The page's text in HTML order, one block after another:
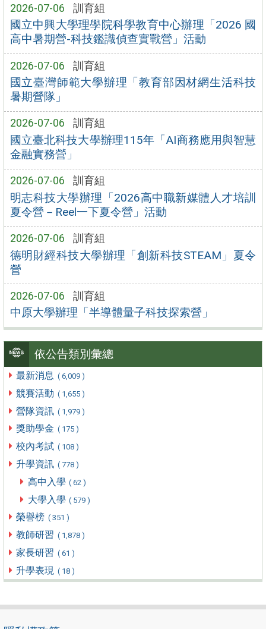
2026-07-06 訓育組
國立中興大學理學院科學教育中心辦理「2026 國
高中暑期營-科技鑑識偵查實戰營」活動
2026-07-06 訓育組
國立臺灣師範大學辦理「教育部因材網生活科技
暑期營隊」
2026-07-06 訓育組
國立臺北科技大學辦理115年「AI商務應用與智慧
金融實務營」
2026-07-06 訓育組
明志科技大學辦理「2026高中職新媒體人才培訓
夏令營－Reel一下夏令營」活動
2026-07-06 訓育組
德明財經科技大學辦理「創新科技STEAM」夏令
營
2026-07-06 訓育組
中原大學辦理「半導體量子科技探索營」
依公告類別彙總
最新消息 ( 6,009 )
競賽活動 ( 1,655 )
營隊資訊 ( 1,979 )
獎助學金 ( 175 )
校內考試 ( 108 )
升學資訊 ( 778 )
高中入學 ( 62 )
大學入學 ( 579 )
榮譽榜 ( 351 )
教師研習 ( 1,878 )
家長研習 ( 61 )
升學表現 ( 18 )